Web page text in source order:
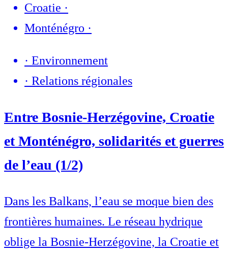
Croatie ·
Monténégro ·
· Environnement
· Relations régionales
Entre Bosnie-Herzégovine, Croatie
et Monténégro, solidarités et guerres
de l’eau (1/2)
Dans les Balkans, l’eau se moque bien des
frontières humaines. Le réseau hydrique
oblige la Bosnie-Herzégovine, la Croatie et